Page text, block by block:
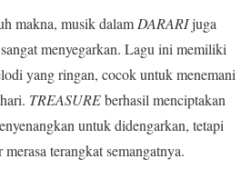
makna, musik dalam DARARIjuga
menyegarkan. Lagu ini memiliki
yang ringan, cocok untuk menemani
TREASUREberhasil menciptakan
untuk didengarkan, tetapi
terangkat semangatnya.